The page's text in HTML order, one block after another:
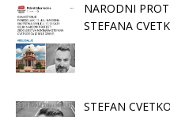
NARODNI
STEFANA
STEFAN